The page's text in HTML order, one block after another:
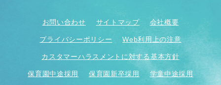
お問い合わせ サイトマップ 会社概要
プライバシーポリシー Web利用上の注意
カスタマーハラスメントに対する基本方針
保育園中途採用 保育園新卒採用 学童中途採用